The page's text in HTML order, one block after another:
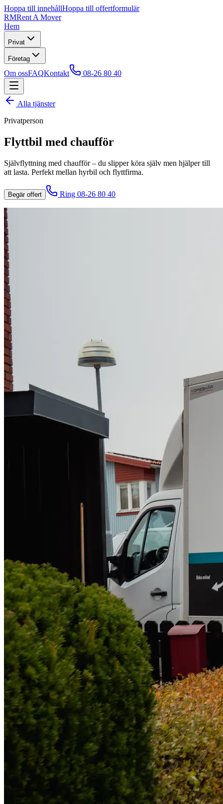
Hoppa till innehållHoppa till offertformulär
RMRent A Mover
Hem
Privat
Företag
Om ossFAQKontakt 08-26 80 40
Alla tjänster
Privatperson
Flyttbil med chaufför
Självflyttning med chaufför – du slipper köra själv men hjälper till
att lasta. Perfekt mellan hyrbil och flyttfirma.
Begär offert Ring 08-26 80 40